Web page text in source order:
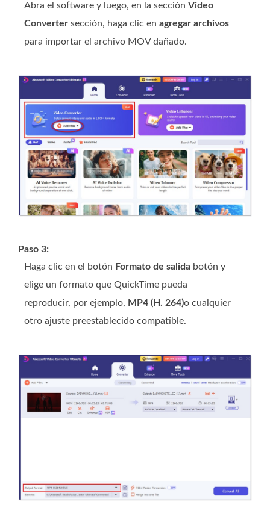
Abra el software y luego, en la sección Video
Converter sección, haga clic en agregar archivos
para importar el archivo MOV dañado.
Paso 3:
Haga clic en el botón Formato de salida botón y
elige un formato que QuickTime pueda
reproducir, por ejemplo, MP4 (H. 264)o cualquier
otro ajuste preestablecido compatible.